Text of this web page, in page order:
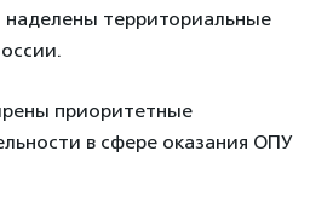
территориальные
приоритетные
в сфере оказания ОПУ